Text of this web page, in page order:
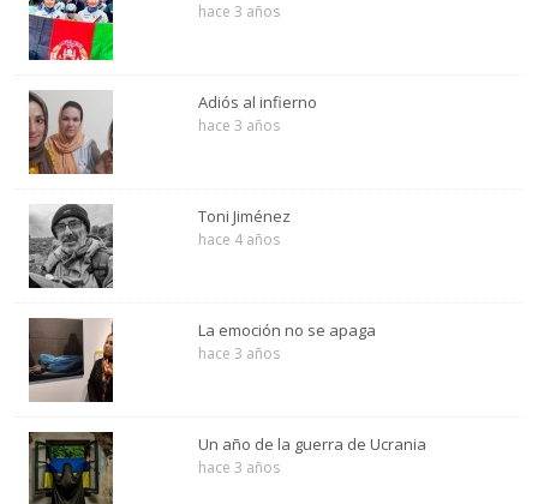
hace 3 años
Adiós al infierno
hace 3 años
Toni Jiménez
hace 4 años
La emoción no se apaga
hace 3 años
Un año de la guerra de Ucrania
hace 3 años